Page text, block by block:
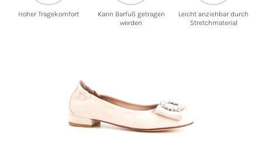
Hoher Tragekomfort
Kann Barfuß getragen
werden
Leicht anziehbar durch
Stretchmaterial